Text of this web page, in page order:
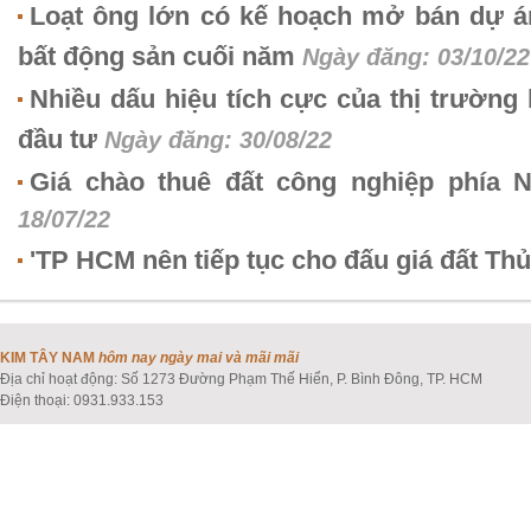
Loạt ông lớn có kế hoạch mở bán dự
bất động sản cuối năm Ngày đăng: 03/10/22
Nhiều dấu hiệu tích cực của thị
đầu tư Ngày đăng: 30/08/22
Giá chào thuê đất công nghiệp phía
18/07/22
'TP HCM nên tiếp tục cho đấu giá đất
KIM TÂY NAM hôm nay ngày mai và mãi mãi
Địa chỉ hoạt động: Số 1273 Đường Phạm Thế Hiển, P. Bình Đông, TP. HCM
Điện thoại: 0931.933.153